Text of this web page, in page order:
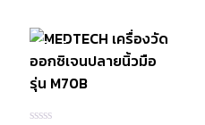
หยิบใส่
สินค้าหมดแล้ว